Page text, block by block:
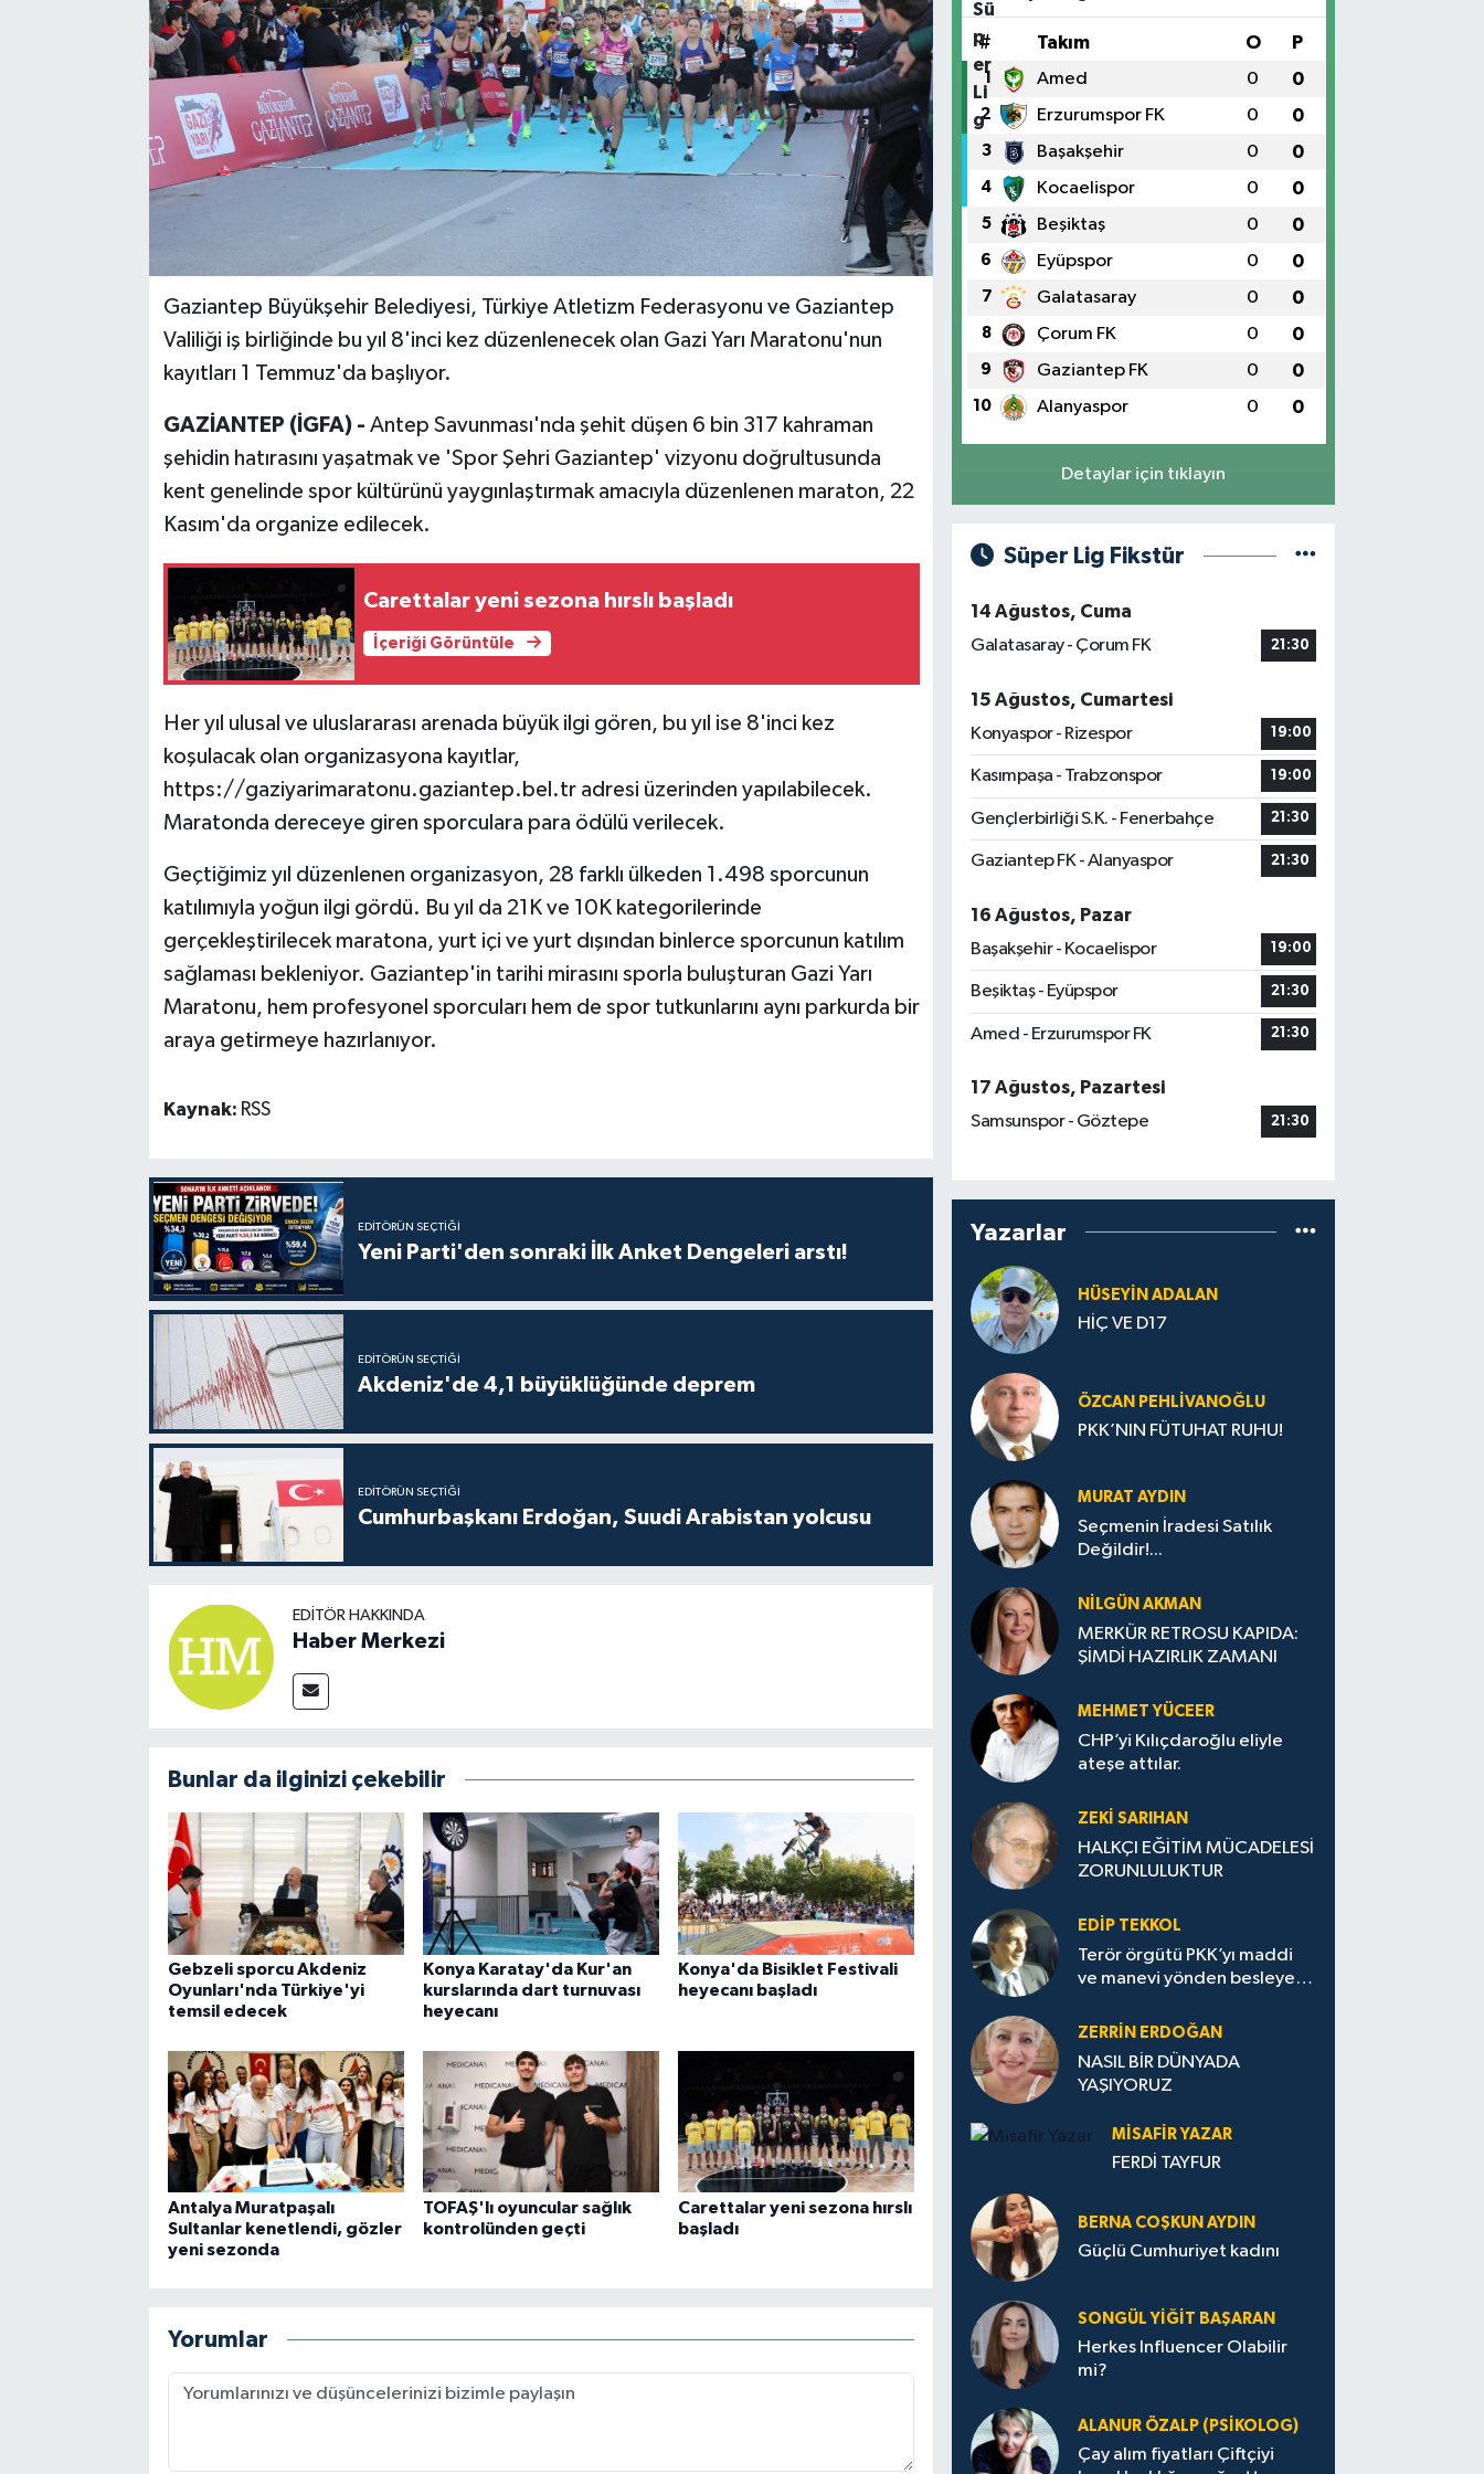
Gaziantep Büyükşehir Belediyesi, Türkiye Atletizm Federasyonu ve Gaziantep
Valiliği iş birliğinde bu yıl 8'inci kez düzenlenecek olan Gazi Yarı Maratonu'nun
kayıtları 1 Temmuz'da başlıyor.
GAZİANTEP (İGFA) - Antep Savunması'nda şehit düşen 6 bin 317 kahraman
şehidin hatırasını yaşatmak ve 'Spor Şehri Gaziantep' vizyonu doğrultusunda
kent genelinde spor kültürünü yaygınlaştırmak amacıyla düzenlenen maraton, 22
Kasım'da organize edilecek.
Carettalar yeni sezona hırslı başladı
İçeriği Görüntüle
Her yıl ulusal ve uluslararası arenada büyük ilgi gören, bu yıl ise 8'inci kez
koşulacak olan organizasyona kayıtlar,
https://gaziyarimaratonu.gaziantep.bel.tr adresi üzerinden yapılabilecek.
Maratonda dereceye giren sporculara para ödülü verilecek.
Geçtiğimiz yıl düzenlenen organizasyon, 28 farklı ülkeden 1.498 sporcunun
katılımıyla yoğun ilgi gördü. Bu yıl da 21K ve 10K kategorilerinde
gerçekleştirilecek maratona, yurt içi ve yurt dışından binlerce sporcunun katılım
sağlaması bekleniyor. Gaziantep'in tarihi mirasını sporla buluşturan Gazi Yarı
Maratonu, hem profesyonel sporcuları hem de spor tutkunlarını aynı parkurda bir
araya getirmeye hazırlanıyor.
Kaynak: RSS
EDITÖRÜN SEÇTIĞI
Yeni Parti'den sonraki İlk Anket Dengeleri arstı!
EDITÖRÜN SEÇTIĞI
Akdeniz'de 4,1 büyüklüğünde deprem
EDITÖRÜN SEÇTIĞI
Cumhurbaşkanı Erdoğan, Suudi Arabistan yolcusu
EDITÖR HAKKINDA
Haber Merkezi
Bunlar da ilginizi çekebilir
Gebzeli sporcu Akdeniz
Oyunları'nda Türkiye'yi
temsil edecek
Konya Karatay'da Kur'an
kurslarında dart turnuvası
heyecanı
Konya'da Bisiklet Festivali
heyecanı başladı
Antalya Muratpaşalı
Sultanlar kenetlendi, gözler
yeni sezonda
TOFAŞ'lı oyuncular sağlık
kontrolünden geçti
Carettalar yeni sezona hırslı
başladı
Yorumlar
# Takım O P
1 Amed 0 0
2 Erzurumspor FK 0 0
3 Başakşehir 0 0
4 Kocaelispor 0 0
5 Beşiktaş 0 0
6 Eyüpspor 0 0
7 Galatasaray 0 0
8 Çorum FK 0 0
9 Gaziantep FK 0 0
10 Alanyaspor 0 0
Detaylar için tıklayın
Süper Lig Fikstür
14 Ağustos, Cuma
Galatasaray - Çorum FK
21:30
15 Ağustos, Cumartesi
Konyaspor - Rizespor
19:00
Kasımpaşa - Trabzonspor 19:00
Gençlerbirliği S.K. - Fenerbahçe 21:30
Gaziantep FK - Alanyaspor 21:30
16 Ağustos, Pazar
Başakşehir - Kocaelispor
19:00
Beşiktaş - Eyüpspor 21:30
Amed - Erzurumspor FK 21:30
17 Ağustos, Pazartesi
Samsunspor - Göztepe
21:30
Yazarlar
HÜSEYIN ADALAN
HİÇ VE D17
ÖZCAN PEHLIVANOĞLU
PKK’NIN FÜTUHAT RUHU!
MURAT AYDIN
Seçmenin İradesi Satılık
Değildir!...
NILGÜN AKMAN
MERKÜR RETROSU KAPIDA:
ŞİMDİ HAZIRLIK ZAMANI
MEHMET YÜCEER
CHP’yi Kılıçdaroğlu eliyle
ateşe attılar.
ZEKI SARIHAN
HALKÇI EĞİTİM MÜCADELESİ
ZORUNLULUKTUR
EDIP TEKKOL
Terör örgütü PKK’yı maddi
ve manevi yönden besleyen
ZERRIN ERDOĞAN
NASIL BİR DÜNYADA
YAŞIYORUZ
MISAFIR YAZAR
FERDİ TAYFUR
BERNA COŞKUN AYDIN
Güçlü Cumhuriyet kadını
SONGÜL YIĞIT BAŞARAN
Herkes Influencer Olabilir
mi?
ALANUR ÖZALP (PSIKOLOG)
Çay alım fiyatları Çiftçiyi